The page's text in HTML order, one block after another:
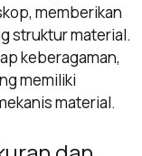
memberikan
struktur material.
keberagaman,
memiliki
material.